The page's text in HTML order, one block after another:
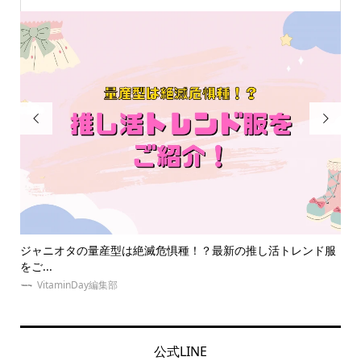

服 【2024年更新】現役ジャニオタが選ぶ！オタク友達に喜ばれ
る...
YURI

公式LINE